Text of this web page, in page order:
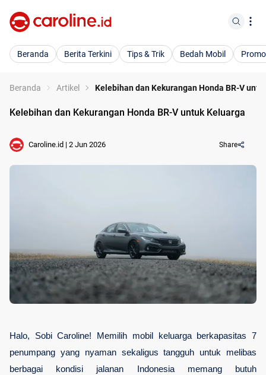
Beranda Berita Terkini Tips & Trik Bedah Mobil Promo
Beranda Artikel Kelebihan dan Kekurangan Honda BR-V
Kelebihan dan Kekurangan Honda BR-V untuk Keluarga
Caroline.id | 2 Jun 2026 Share
Halo, Sobi Caroline! Memilih mobil keluarga berkapasitas 7
penumpang yang nyaman sekaligus tangguh untuk melibas
berbagai kondisi jalanan Indonesia memang butuh